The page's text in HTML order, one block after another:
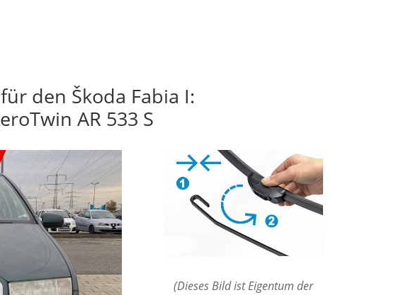
den Škoda Fabia I:
AR 533 S
(Dieses Bild ist Eigentum der